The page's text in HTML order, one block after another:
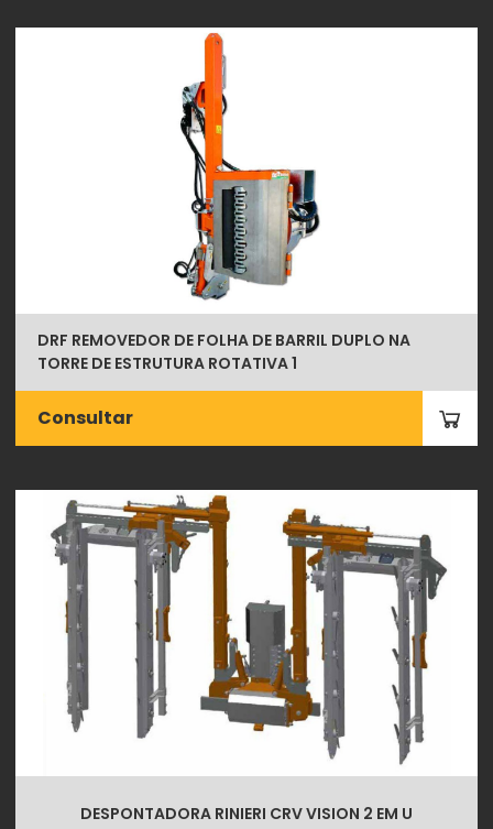
DRF REMOVEDOR DE FOLHA DE BARRIL DUPLO NA
TORRE DE ESTRUTURA ROTATIVA 1
Consultar
DESPONTADORA RINIERI CRV VISION 2 EM U